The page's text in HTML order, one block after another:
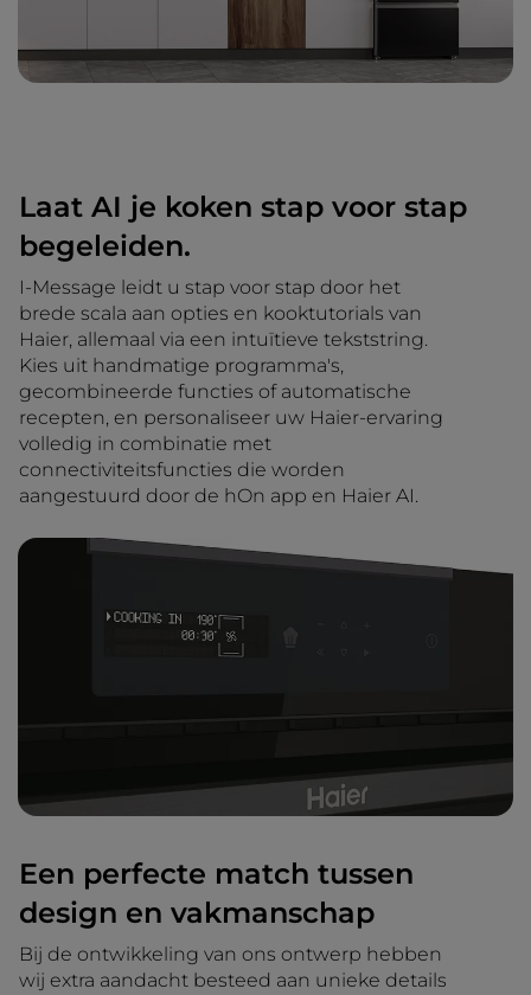
Laat AI je koken stap voor stap
begeleiden.
I-Message leidt u stap voor stap door het
brede scala aan opties en kooktutorials van
Haier, allemaal via een intuïtieve tekststring.
Kies uit handmatige programma's,
gecombineerde functies of automatische
recepten, en personaliseer uw Haier-ervaring
volledig in combinatie met
connectiviteitsfuncties die worden
aangestuurd door de hOn app en Haier AI.
Een perfecte match tussen
design en vakmanschap
Bij de ontwikkeling van ons ontwerp hebben
wij extra aandacht besteed aan unieke details